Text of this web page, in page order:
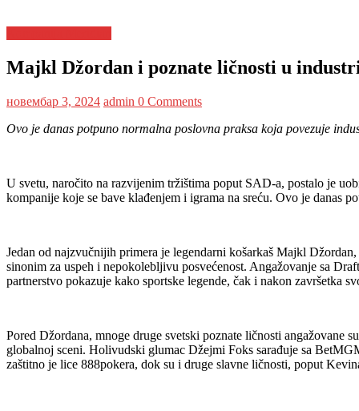
Majkl Džordan i poznate ličnosti u
новембар 3, 2024 admin 0 Comments
Ovo je danas potpuno normalna poslovna praksa koja povezuje
U svetu, naročito na razvijenim tržištima poput SAD-a, postalo je
kompanije koje se bave klađenjem i igrama na sreću. Ovo je danas
Jedan od najzvučnijih primera je legendarni košarkaš Majkl
sinonim za uspeh i nepokolebljivu posvećenost. Angažovanje sa
partnerstvo pokazuje kako sportske legende, čak i nakon završetka
Pored Džordana, mnoge druge svetski poznate ličnosti angažovane
globalnoj sceni. Holivudski glumac Džejmi Foks sarađuje sa
zaštitno je lice 888pokera, dok su i druge slavne ličnosti, poput